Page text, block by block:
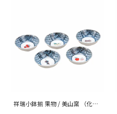
祥瑞小鉢揃 果物 / 美山窯 （化粧